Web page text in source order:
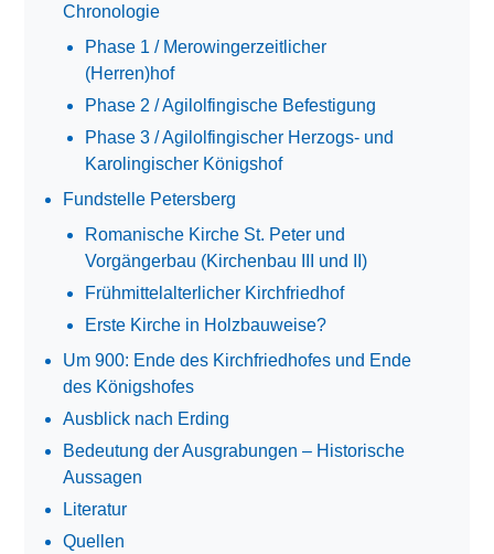
Chronologie
Phase 1 / Merowingerzeitlicher
(Herren)hof
Phase 2 / Agilolfingische Befestigung
Phase 3 / Agilolfingischer Herzogs- und
Karolingischer Königshof
Fundstelle Petersberg
Romanische Kirche St. Peter und
Vorgängerbau (Kirchenbau III und II)
Frühmittelalterlicher Kirchfriedhof
Erste Kirche in Holzbauweise?
Um 900: Ende des Kirchfriedhofes und Ende
des Königshofes
Ausblick nach Erding
Bedeutung der Ausgrabungen – Historische
Aussagen
Literatur
Quellen